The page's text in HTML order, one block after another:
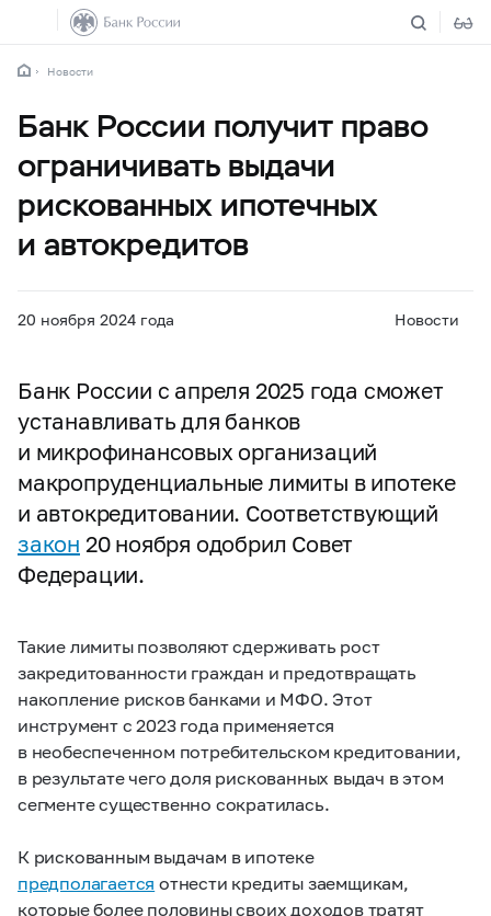
Новости
Банк России получит право
ограничивать выдачи
рискованных ипотечных
и автокредитов
20 ноября 2024 года Новости
Банк России с апреля 2025 года сможет
устанавливать для банков
и микрофинансовых организаций
макропруденциальные лимиты в ипотеке
и автокредитовании. Соответствующий
закон 20 ноября одобрил Совет
Федерации.
Такие лимиты позволяют сдерживать рост
закредитованности граждан и предотвращать
накопление рисков банками и МФО. Этот
инструмент с 2023 года применяется
в необеспеченном потребительском кредитовании,
в результате чего доля рискованных выдач в этом
сегменте существенно сократилась.
К рискованным выдачам в ипотеке
предполагается отнести кредиты заемщикам,
которые более половины своих доходов тратят